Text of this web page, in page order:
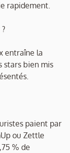
rapidement.
entraîne la
stars bien mis
paient par
ou Zettle
% de